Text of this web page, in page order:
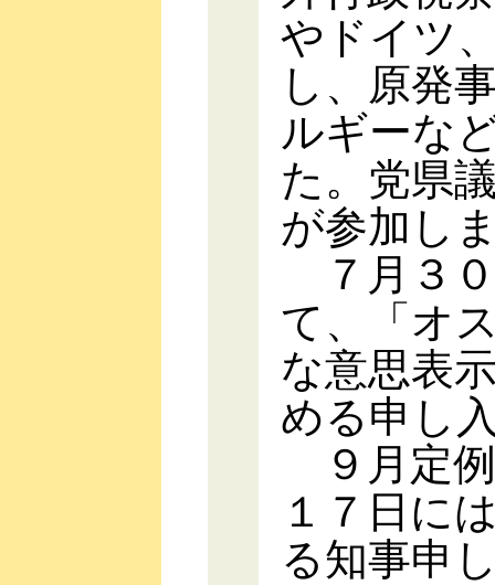
やドイツ
し、原発
ルギーな
た。党県
が参加し
７月３
て、「オ
な意思表
める申し
９月定
１７日に
る知事申